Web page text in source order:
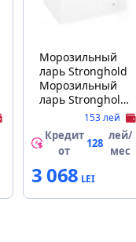
Морозильный
ларь Stronghold
Морозильный
ларь Stronghold
SCF145W153 лей
Кредит
от
128
лей/
мес
3 068